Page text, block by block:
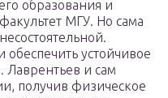
образования и
МГУ. Но сама
устойчивое
Лаврентьев и сам
получив физическое